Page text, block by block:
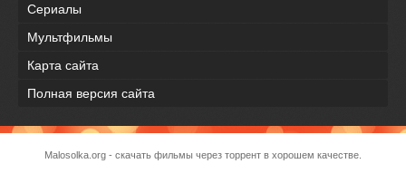
Сериалы
Мультфильмы
Карта сайта
Полная версия сайта
Malosolka.org - скачать фильмы через торрент в хорошем качестве.